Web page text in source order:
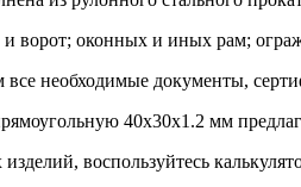
и ворот; оконных и иных рам;
необходимые документы,
40х30х1.2 мм
воспользуйтесь